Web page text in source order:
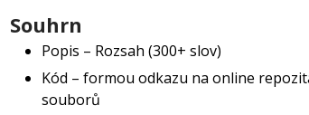
Souhrn
Popis – Rozsah (300+ slov)
Kód – formou odkazu na online
souborů